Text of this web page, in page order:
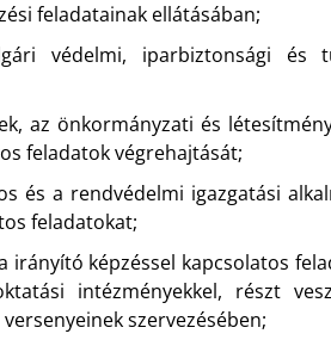
feladatainak ellátásában;
védelmi, iparbiztonsági és
az önkormányzati és
feladatok végrehajtását;
és a rendvédelmi igazgatási
feladatokat;
irányító képzéssel kapcsolatos
intézményekkel, részt
szervezésében;